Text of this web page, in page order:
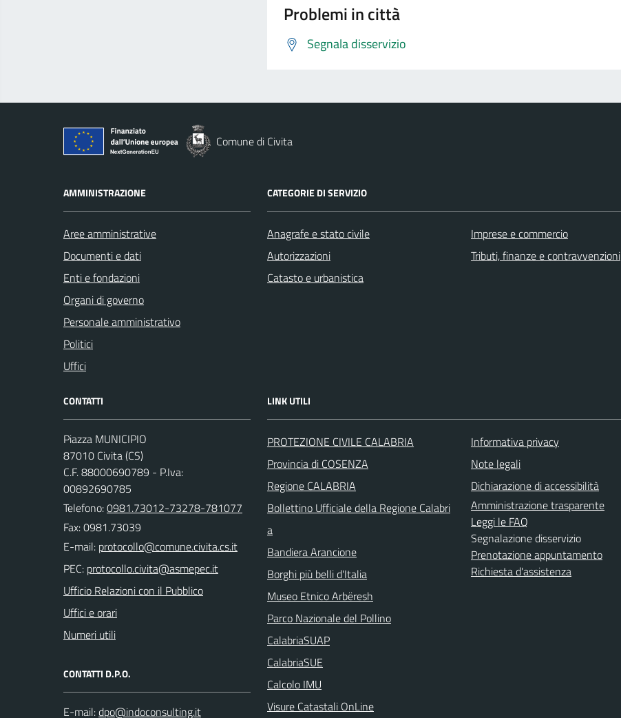
Problemi in città
Segnala disservizio
Comune di Civita
AMMINISTRAZIONE
Aree amministrative
Documenti e dati
Enti e fondazioni
Organi di governo
Personale amministrativo
Politici
Uffici
CATEGORIE DI SERVIZIO
Anagrafe e stato civile
Autorizzazioni
Catasto e urbanistica
Imprese e commercio
Tributi, finanze e contravvenzioni
CONTATTI
Piazza MUNICIPIO
87010 Civita (CS)
C.F. 88000690789 - P.Iva:
00892690785
Telefono:0981.73012-73278-781077
Fax: 0981.73039
E-mail:
PEC:
Ufficio Relazioni con il Pubblico
Uffici e orari
Numeri utili
CONTATTI D.P.O.
E-mail:
LINK UTILI
PROTEZIONE CIVILE CALABRIA
Provincia di COSENZA
Regione CALABRIA
Bollettino Ufficiale della Regione Calabri
a
Bandiera Arancione
Borghi più belli d'Italia
Museo Etnico Arbëresh
Parco Nazionale del Pollino
CalabriaSUAP
CalabriaSUE
Calcolo IMU
Visure Catastali OnLine
Informativa privacy
Note legali
Dichiarazione di accessibilità
Amministrazione trasparente
Leggi le FAQ
Segnalazione disservizio
Prenotazione appuntamento
Richiesta d'assistenza